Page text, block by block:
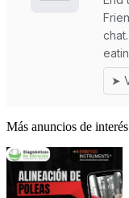
Más anuncios de interés